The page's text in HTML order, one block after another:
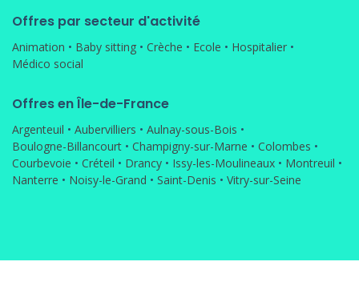
Offres par secteur d'activité
Animation • Baby sitting • Crèche • Ecole • Hospitalier •
Médico social
Offres en Île-de-France
Argenteuil • Aubervilliers • Aulnay-sous-Bois •
Boulogne-Billancourt • Champigny-sur-Marne • Colombes •
Courbevoie • Créteil • Drancy • Issy-les-Moulineaux • Montreuil •
Nanterre • Noisy-le-Grand • Saint-Denis • Vitry-sur-Seine